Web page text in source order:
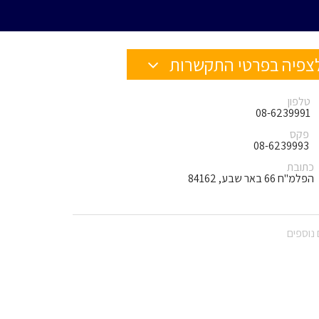
בפרטי התקשרות
טלפון
08-6239991
פקס
08-6239993
כתובת
הפלמ"ח 66 באר שבע, 84162